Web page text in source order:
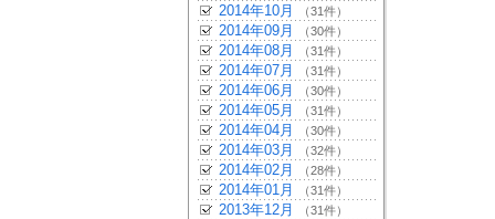
2014年10月 （31件）
2014年09月 （30件）
2014年08月 （31件）
2014年07月 （31件）
2014年06月 （30件）
2014年05月 （31件）
2014年04月 （30件）
2014年03月 （32件）
2014年02月 （28件）
2014年01月 （31件）
2013年12月 （31件）